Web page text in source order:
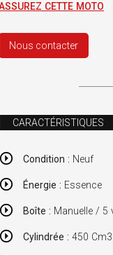
CETTE MOTO
Nous contacter
CARACTÉRISTIQUES
Condition : Neuf
Énergie : Essence
Boîte : Manuelle / 5
Cylindrée : 450